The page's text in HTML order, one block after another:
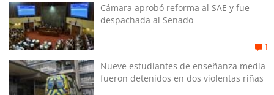
Cámara aprobó reforma al SAE y fue
despachada al Senado
1
Nueve estudiantes de enseñanza media
fueron detenidos en dos violentas riñas